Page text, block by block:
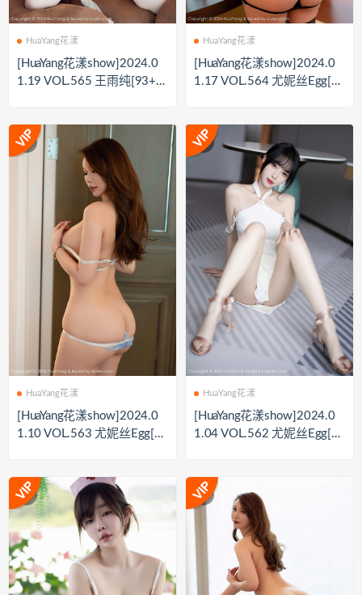
HuaYang花漾
[HuaYang花漾show]2024.0
1.19 VOL.565 王雨纯[93+1
HuaYang花漾
[HuaYang花漾show]2024.0
1.17 VOL.564 尤妮丝Egg[5
HuaYang花漾
[HuaYang花漾show]2024.0
1.10 VOL.563 尤妮丝Egg[7
HuaYang花漾
[HuaYang花漾show]2024.0
1.04 VOL.562 尤妮丝Egg[5